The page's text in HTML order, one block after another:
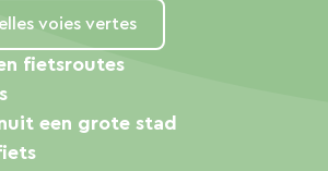
voies vertes
fietsroutes
een grote stad